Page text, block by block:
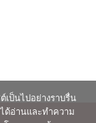
เป็นไปอย่างราบรื่น
ด้อ่านและทำความ